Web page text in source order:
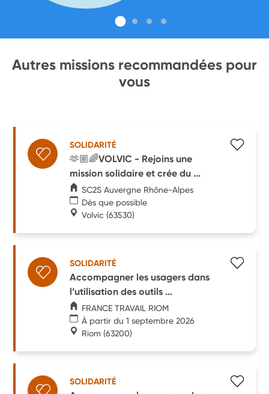
Autres missions recommandées pour
vous
SOLIDARITÉ
🫶🏼🌈VOLVIC - Rejoins une
mission solidaire et crée du ...
SC2S Auvergne Rhône-Alpes
Dès que possible
Volvic (63530)
SOLIDARITÉ
Accompagner les usagers dans
l’utilisation des outils ...
FRANCE TRAVAIL RIOM
À partir du 1 septembre 2026
Riom (63200)
SOLIDARITÉ